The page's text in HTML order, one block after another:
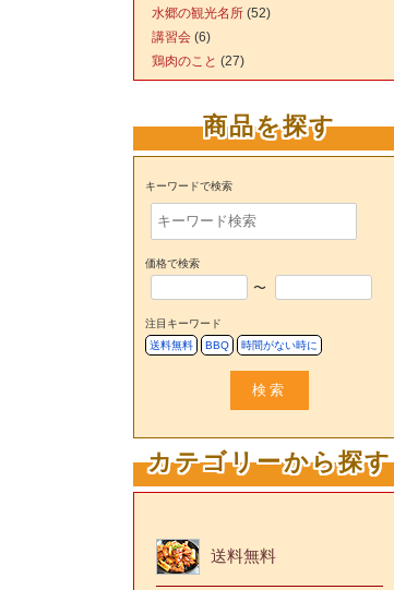
水郷の観光名所 (52)
講習会 (6)
鶏肉のこと (27)
商品を探す
キーワードで検索
価格で検索
〜
注目キーワード
送料無料
BBQ 時間がない時に
検索
カテゴリーから探す
送料無料